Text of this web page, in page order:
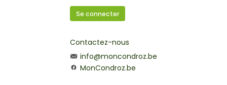
Se connecter
Contactez-nous
info@moncondroz.be
MonCondroz.be